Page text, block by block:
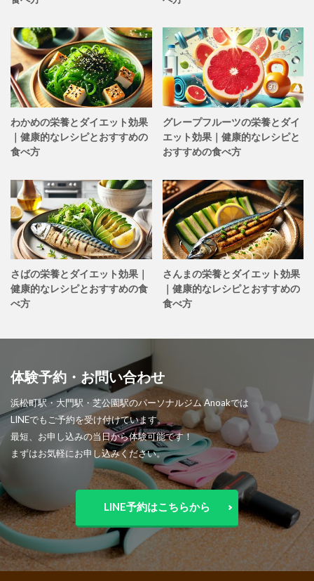
わかめの栄養とダイエット効果
｜健康的なレシピとおすすめの
食べ方
グレープフルーツの栄養とダイ
エット効果｜健康的なレシピと
おすすめの食べ方
さばの栄養とダイエット効果｜
健康的なレシピとおすすめの食
べ方
さんまの栄養とダイエット効果
｜健康的なレシピとおすすめの
食べ方
体験予約・お問い合わせ
浜松町駅・大門駅・芝公園駅のパーソナルジム Anoakでは
LINEでもご予約を受け付けています。
最短、お申し込みの当日から体験可能です！
まずはお気軽にお申し込みください。
LINE予約はこちらから